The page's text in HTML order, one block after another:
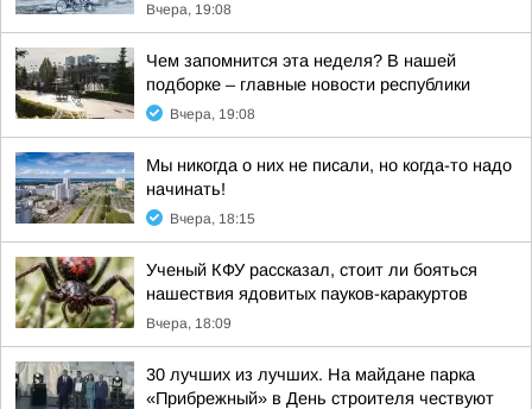
Вчера, 19:08
Чем запомнится эта неделя? В нашей
подборке – главные новости республики
Вчера, 19:08
Мы никогда о них не писали, но когда-то надо
начинать!
Вчера, 18:15
Ученый КФУ рассказал, стоит ли бояться
нашествия ядовитых пауков-каракуртов
Вчера, 18:09
30 лучших из лучших. На майдане парка
«Прибрежный» в День строителя чествуют